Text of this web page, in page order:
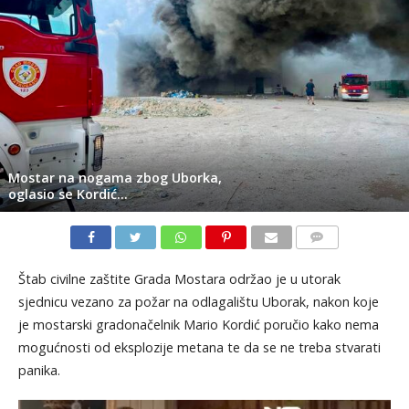
Mostar na nogama zbog Uborka,
oglasio se Kordić…
Štab civilne zaštite Grada Mostara održao je u utorak
sjednicu vezano za požar na odlagalištu Uborak, nakon koje
je mostarski gradonačelnik Mario Kordić poručio kako nema
mogućnosti od eksplozije metana te da se ne treba stvarati
panika.